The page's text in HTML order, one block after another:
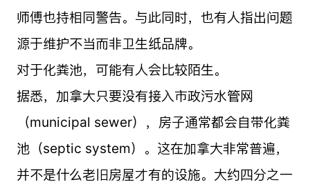
师傅也持相同警告。与此同时，也有人指出问题
源于维护不当而非卫生纸品牌。
对于化粪池，可能有人会比较陌生。
据悉，加拿大只要没有接入市政污水管网
（municipal sewer），房子通常都会自带化粪
池（septic system）。这在加拿大非常普遍，
并不是什么老旧房屋才有的设施。大约四分之一